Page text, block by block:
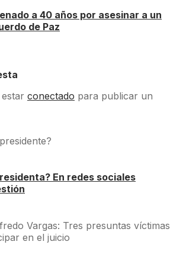
a 40 años por asesinar a un
de Paz
conectado para publicar un
En redes sociales